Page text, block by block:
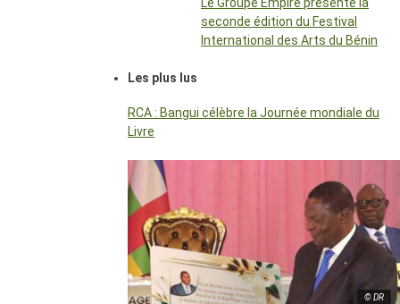
seconde édition du Festival
International des Arts du Bénin
Les plus lus
RCA : Bangui célèbre la Journée mondiale du
Livre
© DR